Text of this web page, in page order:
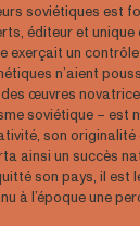
soviétiques est
éditeur et
exerçait un
n’aient
œuvres
soviétique – est
son originalité
ainsi un succès
son pays, il est
à l’époque une